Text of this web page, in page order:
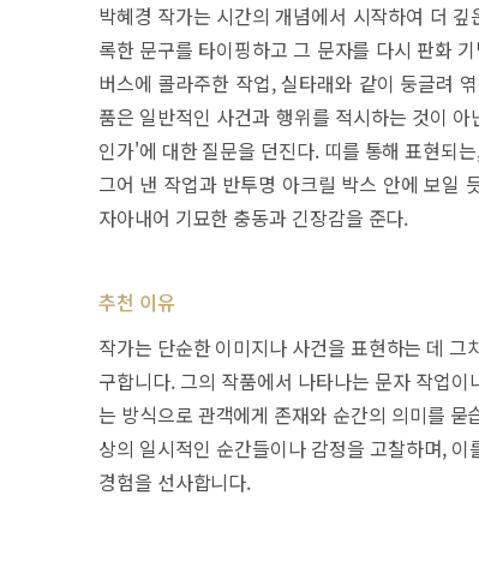
박혜경 작가는 시간의 개념에서 시작하여 더
록한 문구를 타이핑하고 그 문자를 다시 판화
버스에 콜라주한 작업, 실타래와 같이 둥글려
품은 일반적인 사건과 행위를 적시하는 것이
인가'에 대한 질문을 던진다. 띠를 통해 표현되
그어 낸 작업과 반투명 아크릴 박스 안에 보일
자아내어 기묘한 충동과 긴장감을 준다.
추천 이유
작가는 단순한 이미지나 사건을 표현하는 데
구합니다. 그의 작품에서 나타나는 문자 작업
는 방식으로 관객에게 존재와 순간의 의미를
상의 일시적인 순간들이나 감정을 고찰하며,
경험을 선사합니다.